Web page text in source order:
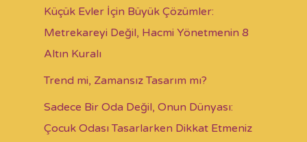
Küçük Evler İçin Büyük Çözümler:
Metrekareyi Değil, Hacmi Yönetmenin 8
Altın Kuralı
Trend mi, Zamansız Tasarım mı?
Sadece Bir Oda Değil, Onun Dünyası:
Çocuk Odası Tasarlarken Dikkat Etmeniz